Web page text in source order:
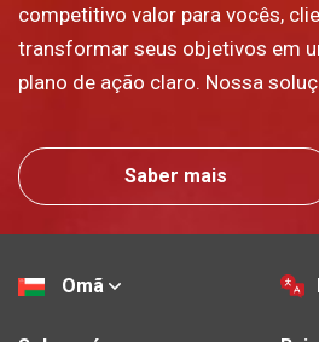
competitivo valor para vocês,
transformar seus objetivos em
plano de ação claro. Nossa
Saber mais
Omã